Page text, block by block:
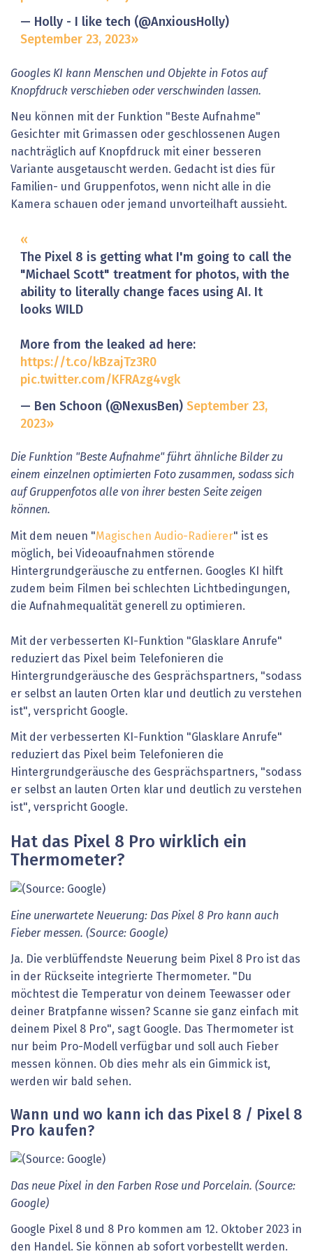
— Holly - I like tech (@AnxiousHolly)
September 23, 2023
Googles KI kann Menschen und Objekte in Fotos auf
Knopfdruck verschieben oder verschwinden lassen.
Neu können mit der Funktion "Beste Aufnahme"
Gesichter mit Grimassen oder geschlossenen Augen
nachträglich auf Knopfdruck mit einer besseren
Variante ausgetauscht werden. Gedacht ist dies für
Familien- und Gruppenfotos, wenn nicht alle in die
Kamera schauen oder jemand unvorteilhaft aussieht.
The Pixel 8 is getting what I'm going to call the
"Michael Scott" treatment for photos, with the
ability to literally change faces using AI. It
looks WILD
More from the leaked ad here:
https://t.co/kBzajTz3R0
pic.twitter.com/KFRAzg4vgk
— Ben Schoon (@NexusBen) September 23,
2023
Die Funktion "Beste Aufnahme" führt ähnliche Bilder zu
einem einzelnen optimierten Foto zusammen, sodass sich
auf Gruppenfotos alle von ihrer besten Seite zeigen
können.
Mit dem neuen "Magischen Audio-Radierer" ist es
möglich, bei Videoaufnahmen störende
Hintergrundgeräusche zu entfernen. Googles KI hilft
zudem beim Filmen bei schlechten Lichtbedingungen,
die Aufnahmequalität generell zu optimieren.
Mit der verbesserten KI-Funktion "Glasklare Anrufe"
reduziert das Pixel beim Telefonieren die
Hintergrundgeräusche des Gesprächspartners, "sodass
er selbst an lauten Orten klar und deutlich zu verstehen
ist", verspricht Google.
Mit der verbesserten KI-Funktion "Glasklare Anrufe"
reduziert das Pixel beim Telefonieren die
Hintergrundgeräusche des Gesprächspartners, "sodass
er selbst an lauten Orten klar und deutlich zu verstehen
ist", verspricht Google.
Hat das Pixel 8 Pro wirklich ein
Thermometer?
Eine unerwartete Neuerung: Das Pixel 8 Pro kann auch
Fieber messen. (Source: Google)
Ja. Die verblüffendste Neuerung beim Pixel 8 Pro ist das
in der Rückseite integrierte Thermometer. "Du
möchtest die Temperatur von deinem Teewasser oder
deiner Bratpfanne wissen? Scanne sie ganz einfach mit
deinem Pixel 8 Pro", sagt Google. Das Thermometer ist
nur beim Pro-Modell verfügbar und soll auch Fieber
messen können. Ob dies mehr als ein Gimmick ist,
werden wir bald sehen.
Wann und wo kann ich das Pixel 8 / Pixel 8
Pro kaufen?
Das neue Pixel in den Farben Rose und Porcelain. (Source:
Google)
Google Pixel 8 und 8 Pro kommen am 12. Oktober 2023 in
den Handel. Sie können ab sofort vorbestellt werden.